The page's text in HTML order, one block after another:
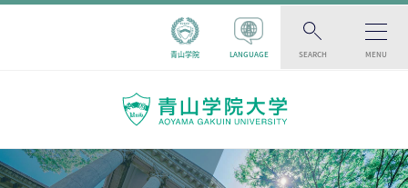
青山学院 LANGUAGE SEARCH MENU